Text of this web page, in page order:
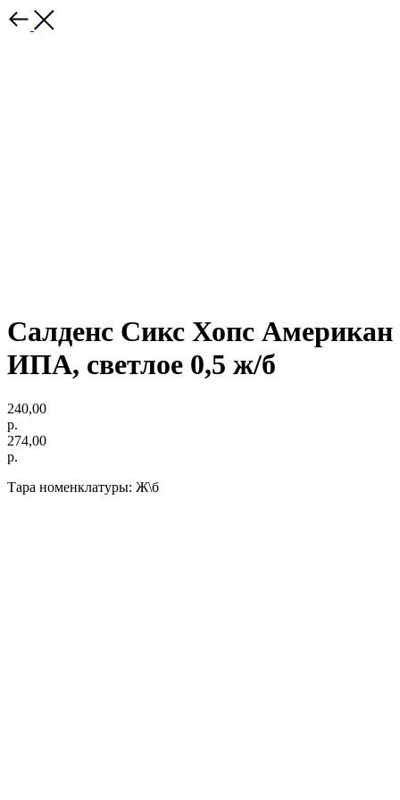
Салденс Сикс Хопс Американ
ИПА, светлое 0,5 ж/б
240,00
р.
274,00
р.
Тара номенклатуры: Ж\б